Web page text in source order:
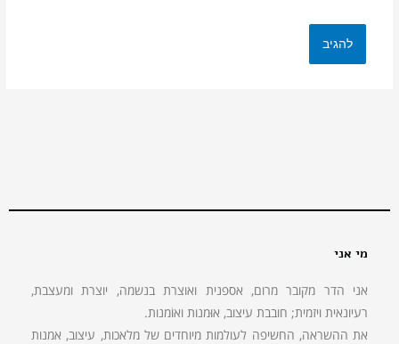
מי אני
אני הדר מקובר מרום, אספנית ואוצרת בנשמה, יוצרת ומעצבת,
רעיונאית ויזמית; חובבת עיצוב, אוּמנות ואוֹמנות.
את ההשראה, החשיפה לעולמות מיוחדים של מלאכות, עיצוב, אמנות